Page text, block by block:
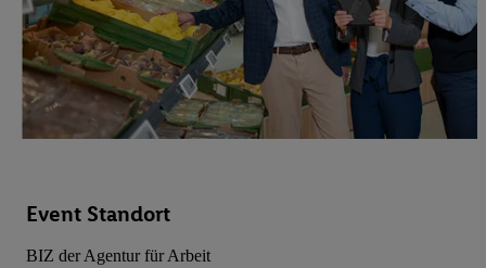
Event Standort
BIZ der Agentur für Arbeit